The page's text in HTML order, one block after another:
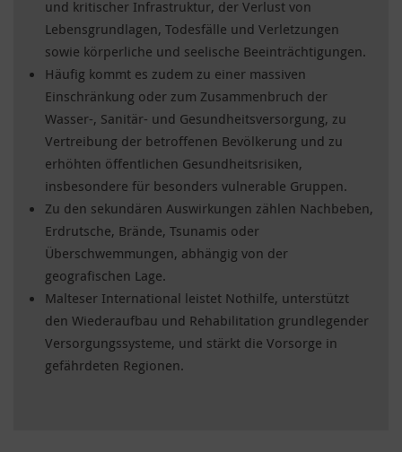
und kritischer Infrastruktur, der Verlust von
Lebensgrundlagen, Todesfälle und Verletzungen
sowie körperliche und seelische Beeinträchtigungen.
Häufig kommt es zudem zu einer massiven
Einschränkung oder zum Zusammenbruch der
Wasser-, Sanitär- und Gesundheitsversorgung, zu
Vertreibung der betroffenen Bevölkerung und zu
erhöhten öffentlichen Gesundheitsrisiken,
insbesondere für besonders vulnerable Gruppen.
Zu den sekundären Auswirkungen zählen Nachbeben,
Erdrutsche, Brände, Tsunamis oder
Überschwemmungen, abhängig von der
geografischen Lage.
Malteser International leistet Nothilfe, unterstützt
den Wiederaufbau und Rehabilitation grundlegender
Versorgungssysteme, und stärkt die Vorsorge in
gefährdeten Regionen.